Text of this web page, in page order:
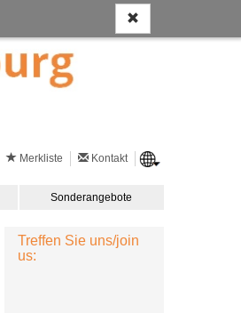
Merkliste Kontakt
Sonderangebote
Treffen Sie uns/join
us: